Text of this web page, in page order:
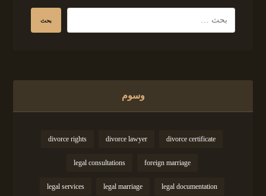
وسوم
divorce certificate
divorce lawyer
divorce rights
foreign marriage
legal consultations
legal documentation
legal marriage
legal services